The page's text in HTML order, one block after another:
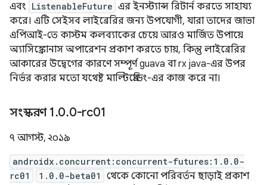
এবং ListenableFuture এর ইনস্ট্যান্স রিটার্ন করতে সাহায্য
করে। এটি সেইসব লাইব্রেরির জন্য উপযোগী, যারা তাদের জাভা
এপিআই-তে কাস্টম কলব্যাকের চেয়ে আরও মার্জিত উপায়ে
অ্যাসিঙ্ক্রোনাস অপারেশন প্রকাশ করতে চায়, কিন্তু লাইব্রেরির
আকারের উদ্বেগের কারণে সম্পূর্ণ guava বা rx java-এর উপর
নির্ভর করার মতো যথেষ্ট মাল্টিথ্রেডিং-এর কাজ করে না।
সংস্করণ 1.0.0-rc01
৭ আগস্ট, ২০১৯
androidx.concurrent:concurrent-futures:1.0.0-
rc01
1.0.0-beta01
থেকে কোনো পরিবর্তন ছাড়াই প্রকাশ